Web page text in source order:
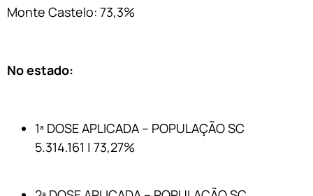
Monte Castelo: 73,3%
No estado:
1ª DOSE APLICADA – POPULAÇÃO SC
5.314.161 | 73,27%